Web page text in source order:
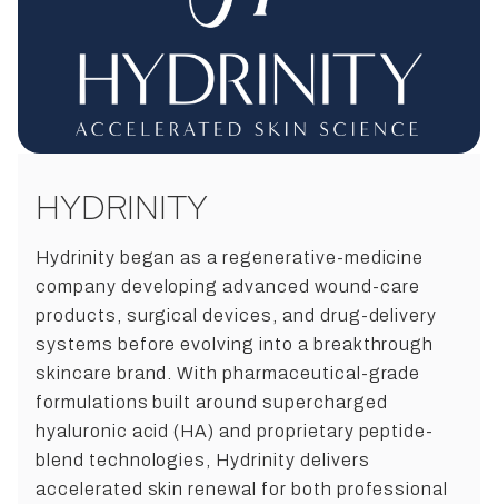
Extract, Zingiber Officinale (Ginger) Root Extract, Sodium
Stearoyl Glutamate, Bisabolol, Panthenol, Steareth-20,
Pullulan, Chrysin, Pentylene Glycol, Caprylyl Glycol,
Chlorphenesin, Citric Acid, 1,2-Hexanediol, Phenoxyethanol.
HYDRINITY
Hydrinity began as a regenerative-medicine
company developing advanced wound-care
products, surgical devices, and drug-delivery
systems before evolving into a breakthrough
skincare brand. With pharmaceutical-grade
formulations built around supercharged
hyaluronic acid (HA) and proprietary peptide-
blend technologies, Hydrinity delivers
accelerated skin renewal for both professional